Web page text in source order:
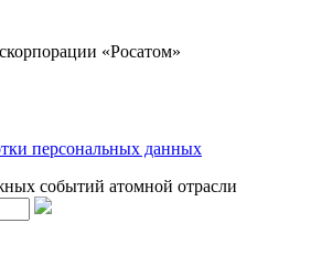
«Росатом»
персональных данных
событий атомной отрасли